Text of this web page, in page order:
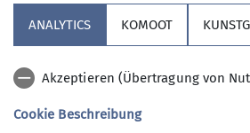
und anschließenden
entstehen auch
Infos dazu und zum
Sektion
ANALYTICS KOMOOT
Akzeptieren (Übertragung von
Cookie Beschreibung